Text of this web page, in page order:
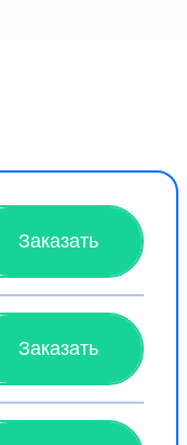
Заказать
Заказать